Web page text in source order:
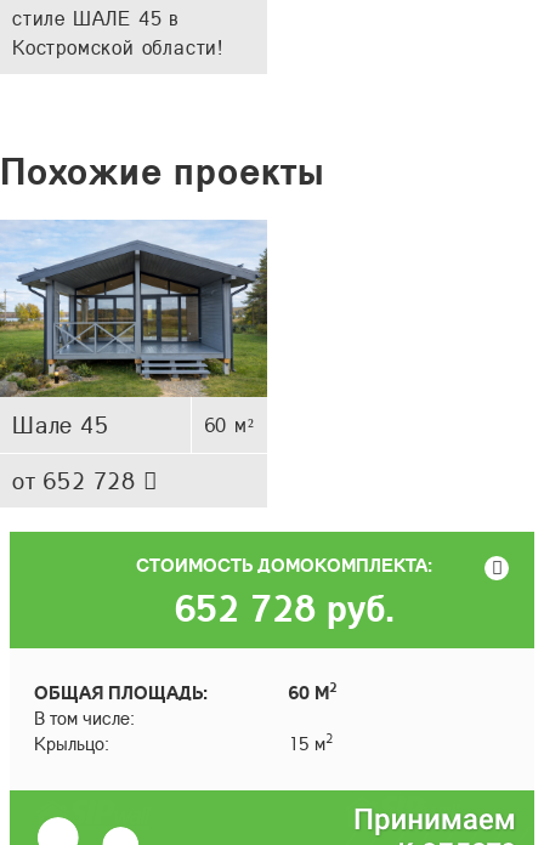
стиле ШАЛЕ 45 в
Костромской области!
Похожие проекты
Шале 45 60 м²
от 652 728
СТОИМОСТЬ ДОМОКОМПЛЕКТА:
652 728 руб.
ОБЩАЯ ПЛОЩАДЬ: 60 М2
В том числе:
Крыльцо:
15 м2